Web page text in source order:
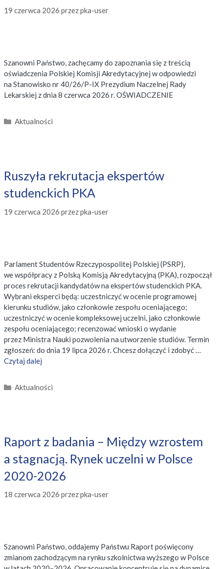
19 czerwca 2026 przezpka-user
Szanowni Państwo, zachęcamy do zapoznania się z treścią
oświadczenia Polskiej Komisji Akredytacyjnej w odpowiedzi
na Stanowisko nr 40/26/P-IX Prezydium Naczelnej Rady
Lekarskiej z dnia 8 czerwca 2026 r. OŚWIADCZENIE
Kategorie
Aktualności
Ruszyła rekrutacja ekspertów
studenckich PKA
19 czerwca 2026 przezpka-user
Parlament Studentów Rzeczypospolitej Polskiej (PSRP),
we współpracy z Polską Komisją Akredytacyjną (PKA), rozpoczął
proces rekrutacji kandydatów na ekspertów studenckich PKA.
Wybrani eksperci będą: uczestniczyć w ocenie programowej
kierunku studiów, jako członkowie zespołu oceniającego;
uczestniczyć w ocenie kompleksowej uczelni, jako członkowie
zespołu oceniającego; recenzować wnioski o wydanie
przez Ministra Nauki pozwolenia na utworzenie studiów. Termin
zgłoszeń: do dnia 19 lipca 2026 r. Chcesz dołączyć i zdobyć …
Czytaj dalej
Kategorie
Aktualności
Raport z badania – Między wzrostem
a stagnacją. Rynek uczelni w Polsce
2020-2026
18 czerwca 2026 przezpka-user
Szanowni Państwo, oddajemy Państwu Raport poświęcony
zmianom zachodzącym na rynku szkolnictwa wyższego w Polsce